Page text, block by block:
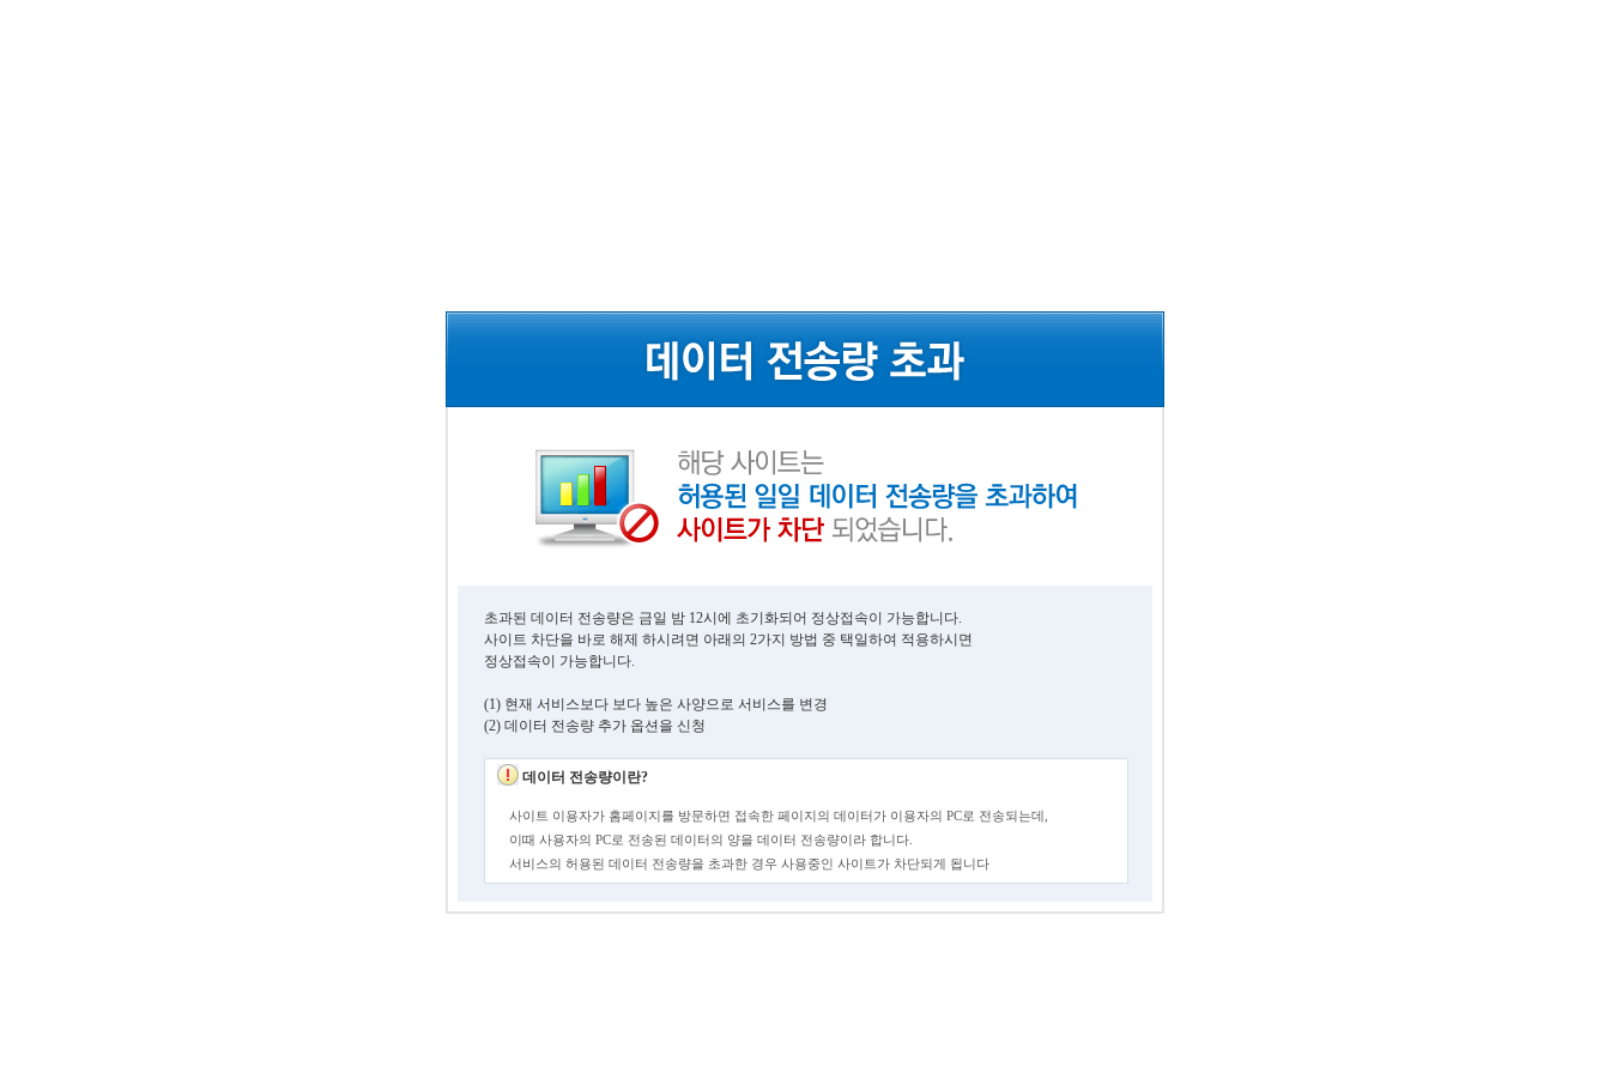
초과된 데이터 전송량은 금일 밤 12시에 초기화되어 정상접속이 가능합니다.
사이트 차단을 바로 해제 하시려면 아래의 2가지 방법 중 택일하여 적용하시면
정상접속이 가능합니다.
(1) 현재 서비스보다 보다 높은 사양으로 서비스를 변경
(2) 데이터 전송량 추가 옵션을 신청
데이터 전송량이란?
사이트 이용자가 홈페이지를 방문하면 접속한 페이지의 데이터가 이용자의 PC로 전송되는데,
이때 사용자의 PC로 전송된 데이터의 양을 데이터 전송량이라 합니다.
서비스의 허용된 데이터 전송량을 초과한 경우 사용중인 사이트가 차단되게 됩니다